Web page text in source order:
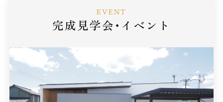
EVENT
完成見学会･イベント